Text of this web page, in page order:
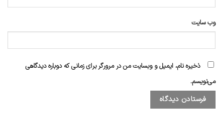
وب‌ سایت
ذخیره نام، ایمیل و وبسایت من در مرورگر برای زمانی که دوباره دیدگاهی
می‌نویسم.